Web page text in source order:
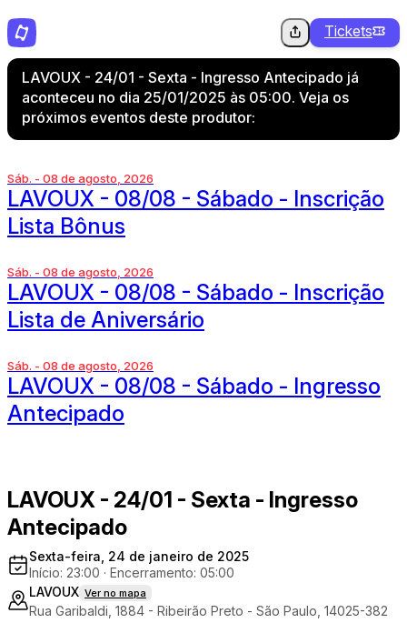
Tickets
LAVOUX - 24/01 - Sexta - Ingresso Antecipado já
aconteceu no dia 25/01/2025 às 05:00. Veja os
próximos eventos deste produtor:
Sáb. - 08 de agosto, 2026
LAVOUX - 08/08 - Sábado - Inscrição
Lista Bônus
Sáb. - 08 de agosto, 2026
LAVOUX - 08/08 - Sábado - Inscrição
Lista de Aniversário
Sáb. - 08 de agosto, 2026
LAVOUX - 08/08 - Sábado - Ingresso
Antecipado
LAVOUX - 24/01 - Sexta - Ingresso
Antecipado
Sexta-feira, 24 de janeiro de 2025
Início: 23:00 · Encerramento: 05:00
LAVOUX Ver no mapa
Rua Garibaldi, 1884 - Ribeirão Preto - São Paulo, 14025-382